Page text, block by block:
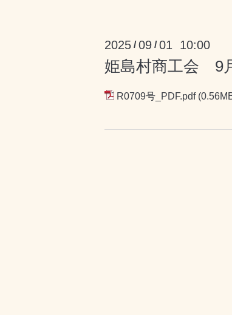
2025 /09 /01 10:00
姫島村商工会 9
R0709号_PDF.pdf